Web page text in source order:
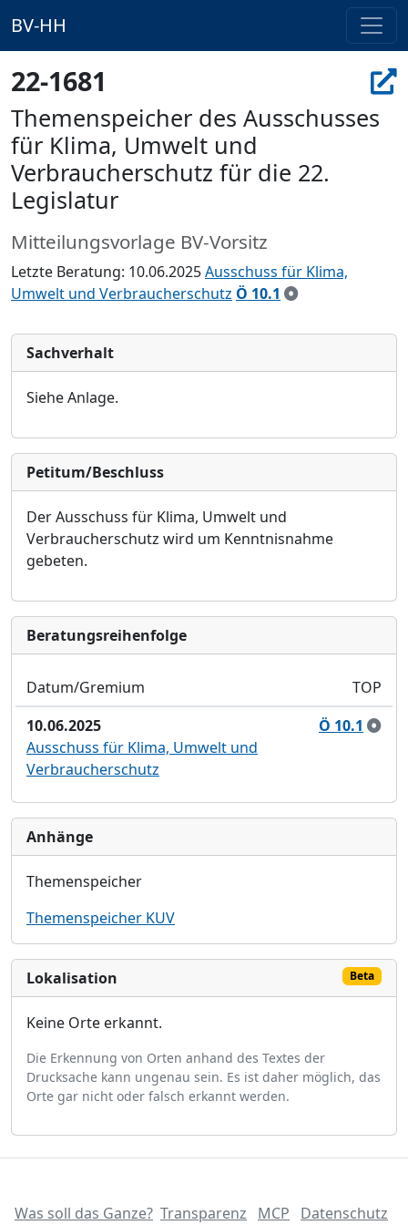
BV-HH
22-1681
Themenspeicher des Ausschusses
für Klima, Umwelt und
Verbraucherschutz für die 22.
Legislatur
Mitteilungsvorlage BV-Vorsitz
Letzte Beratung: 10.06.2025Ausschuss für Klima,
Umwelt und Verbraucherschutz Ö 10.1
Sachverhalt
Siehe Anlage.
Petitum/Beschluss
Der Ausschuss für Klima, Umwelt und
Verbraucherschutz wird um Kenntnisnahme
gebeten.
Bera­tungs­reihen­folge
Datum/Gremium
TOP
10.06.2025
Ö 10.1
Ausschuss für Klima, Umwelt und
Verbraucherschutz
Anhänge
Themenspeicher
Themenspeicher KUV
Lokalisation Beta
Keine Orte erkannt.
Die Erkennung von Orten anhand des Textes der
Drucksache kann ungenau sein. Es ist daher möglich, das
Orte gar nicht oder falsch erkannt werden.
Was soll das Ganze? Transparenz MCP Datenschutz